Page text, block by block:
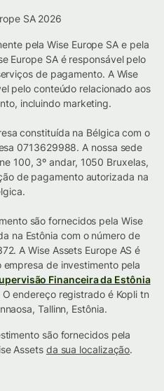
SA 2026
pela Wise Europe SA e pela
Europe SA é responsável pelo
de pagamento. A Wise
pelo conteúdo relacionado aos
incluindo marketing.
constituída na Bélgica com o
0713629988. A nossa sede
100, 3º andar, 1050 Bruxelas,
de pagamento autorizada na
são fornecidos pela Wise
na Estônia com o número de
A Wise Assets Europe AS é
de investimento pela
Financeira da Estônia
endereço registrado é Kopli tn
Tallinn, Estônia.
são fornecidos pela
Assets da sua localização.